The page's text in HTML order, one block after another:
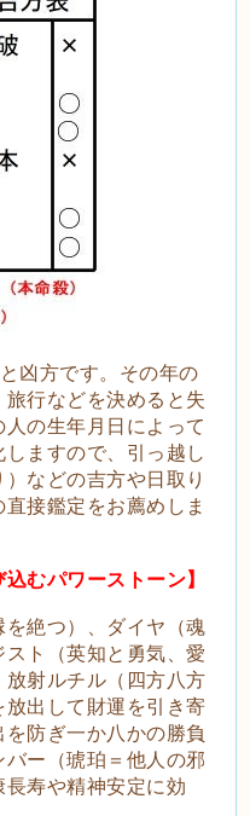
凶方です。その年の
行などを決めると失
の生年月日によって
ますので、引っ越し
などの吉方や日取り
接鑑定をお薦めしま
むパワーストーン】
絶つ）、ダイヤ（魂
ト（英知と勇気、愛
射ルチル（四方八方
出して財運を引き寄
防ぎ一か八かの勝負
ー（琥珀＝他人の邪
寿や精神安定に効